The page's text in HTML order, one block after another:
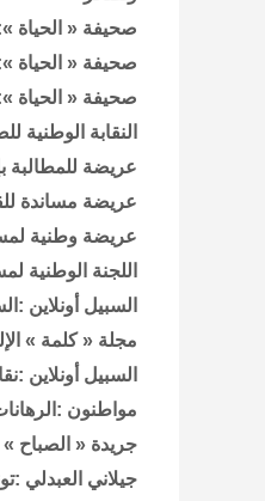
صحيفة « الحياة
صحيفة « الحياة
صحيفة « الحياة
النقابة الوطنية
عريضة
عريضة مساندة
عريضة وطنية
اللجنة الوطنية
السبيل أونلاين
مجلة « كلمة »
السبيل أونلاين
مواطنون :الرهانات
جريدة « الصباح »
جيلاني العبدلي